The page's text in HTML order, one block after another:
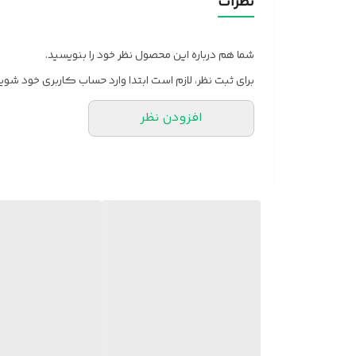
شما هم درباره این محصول نظر خود را بنویسید.
برای ثبت نظر، لازم است ابتدا وارد حساب کاربری خود
افزودن نظر